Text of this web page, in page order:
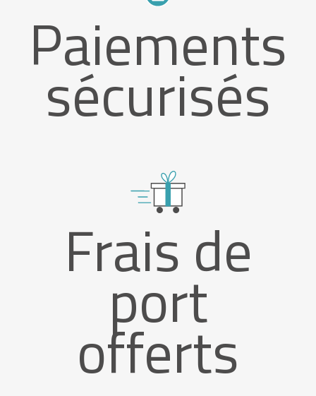
Paiements
sécurisés
Frais de
port
offerts